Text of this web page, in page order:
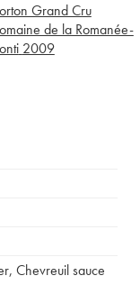
Grand Cru
de la Romanée-
2009
, Chevreuil sauce